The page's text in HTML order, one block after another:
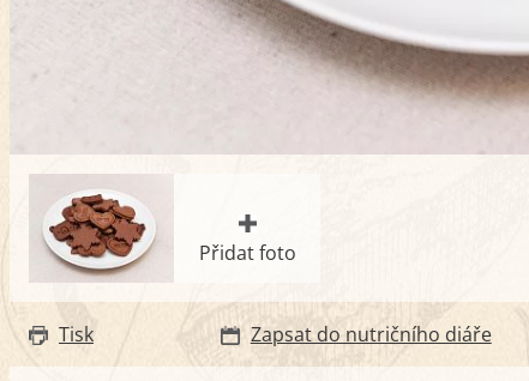
Přidat foto
Tisk Zapsat do nutričního diáře